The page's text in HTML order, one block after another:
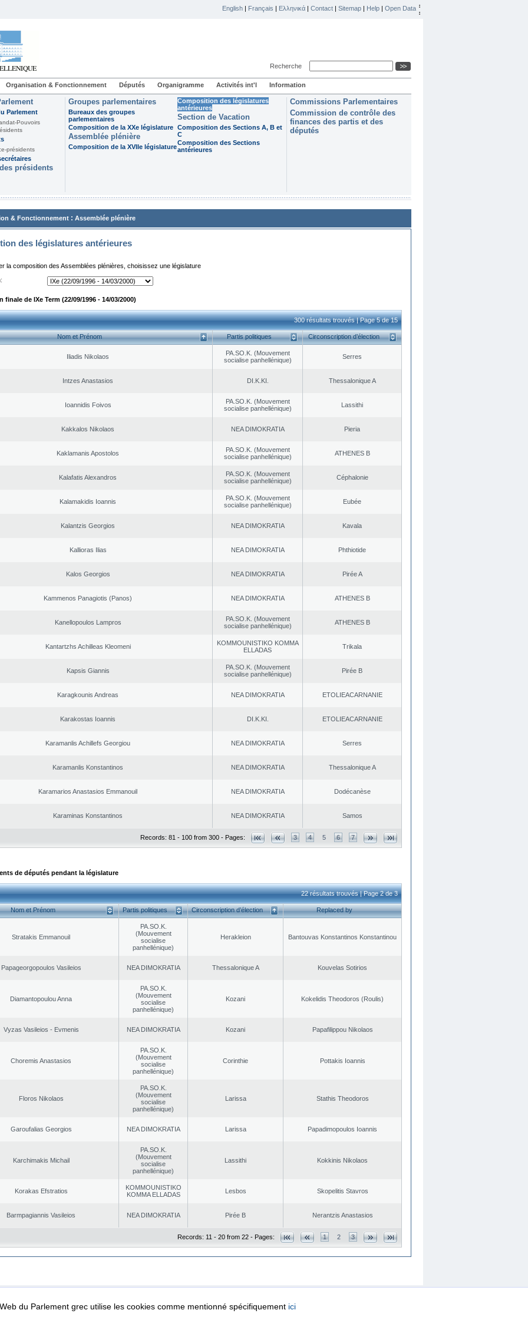
English | Français | Ελληνικά | Contact | Sitemap | Help | Open Data
Recherche
Organisation & Fonctionnement Députés Organigramme Activités int'l Information
Parlement
Pouvoirs
présidents
présidents
Groupes parlementaires
Bureaux des groupes
parlementaires
Composition de la XXe législature
Assemblée plénière
Composition de la XVIIe législature
Composition des législatures
antérieures
Section de Vacation
Composition des Sections A, B et
C
Composition des Sections
antérieures
Commissions Parlementaires
Commission de contrôle des
finances des partis et des
députés
& Fonctionnement : Assemblée plénière
des législatures antérieures
la composition des Assemblées plénières, choisissez une législature
finale de IXe Term (22/09/1996 - 14/03/2000)
300 résultats trouvés | Page 5 de 15
Nom et Prénom Partis politiques Circonscription d’élection
Iliadis Nikolaos
PA.SO.K. (Mouvement
socialise panhellénique)
Serres
Intzes Anastasios DI.K.KI. Thessalonique A
Ioannidis Foivos
PA.SO.K. (Mouvement
socialise panhellénique)
Lassithi
Kakkalos Nikolaos NEA DΙMOKRATIA Pieria
Kaklamanis Apostolos
PA.SO.K. (Mouvement
socialise panhellénique)
ATHENES Β
Kalafatis Alexandros
PA.SO.K. (Mouvement
socialise panhellénique)
Céphalonie
Kalamakidis Ioannis
PA.SO.K. (Mouvement
socialise panhellénique)
Eubée
Kalantzis Georgios NEA DΙMOKRATIA Kavala
Kallioras Ilias NEA DΙMOKRATIA Phthiotide
Kalos Georgios NEA DΙMOKRATIA Pirée A
Kammenos Panagiotis (Panos) NEA DΙMOKRATIA ATHENES Β
Kanellopoulos Lampros
PA.SO.K. (Mouvement
socialise panhellénique)
ATHENES Β
Kantartzhs Achilleas Kleomeni
KOMMOUNISTIKO KOMMA
ELLADAS
Trikala
Kapsis Giannis
PA.SO.K. (Mouvement
socialise panhellénique)
Pirée B
Karagkounis Andreas NEA DΙMOKRATIA EΤOLIEACARNANIE
Karakostas Ioannis DI.K.KI. EΤOLIEACARNANIE
Karamanlis Achillefs Georgiou NEA DΙMOKRATIA Serres
Karamanlis Konstantinos NEA DΙMOKRATIA Thessalonique A
Karamarios Anastasios Emmanouil NEA DΙMOKRATIA Dodécanèse
Karaminas Konstantinos NEA DΙMOKRATIA Samos
Records: 81 - 100 from 300 - Pages: 3 4 5 6 7
de députés pendant la législature
22 résultats trouvés | Page 2 de 3
Nom et Prénom Partis politiques Circonscription d’élection Replaced by
Stratakis Emmanouil
PA.SO.K.
(Mouvement
socialise
panhellénique)
Herakleion Bantouvas Konstantinos Konstantinou
Papageorgopoulos Vasileios NEA DΙMOKRATIA Thessalonique A Kouvelas Sotirios
Diamantopoulou Anna
PA.SO.K.
(Mouvement
socialise
panhellénique)
Kozani Kokelidis Theodoros (Roulis)
Vyzas Vasileios - Evmenis NEA DΙMOKRATIA Kozani Papafilippou Nikolaos
Choremis Anastasios
PA.SO.K.
(Mouvement
socialise
panhellénique)
Corinthie Pottakis Ioannis
Floros Nikolaos
PA.SO.K.
(Mouvement
socialise
panhellénique)
Larissa Stathis Theodoros
Garoufalias Georgios NEA DΙMOKRATIA Larissa Papadimopoulos Ioannis
Karchimakis Michail
PA.SO.K.
(Mouvement
socialise
panhellénique)
Lassithi Kokkinis Nikolaos
Korakas Efstratios
KOMMOUNISTIKO
KOMMA ELLADAS
Lesbos Skopelitis Stavros
Barmpagiannis Vasileios NEA DΙMOKRATIA Pirée B Nerantzis Anastasios
Records: 11 - 20 from 22 - Pages: 1 2 3
Protection Security & Access
du Parlement grec utilise les cookies comme mentionné spécifiquement ici